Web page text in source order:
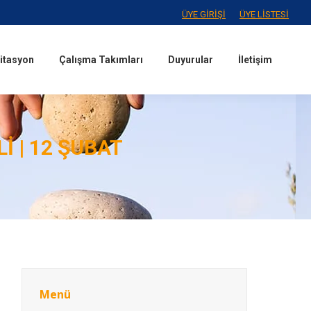
ÜYE GİRİŞİ ÜYE LİSTESİ
Çalışma Takımları Duyurular İletişim
| 12 ŞUBAT
Menü
Çalışma Takımları Duyurular İletişim